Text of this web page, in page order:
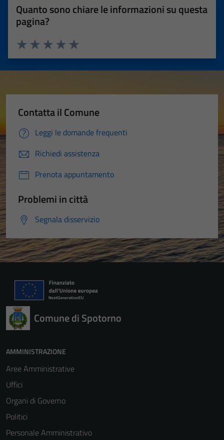
Quanto sono chiare le informazioni su questa
pagina?
Valuta 5 stelle su 5
Valuta 4 stelle su 5
Valuta 3 stelle su 5
Valuta 2 stelle su 5
Valuta 1 stelle su 5
Contatta il Comune
Leggi le domande frequenti
Richiedi assistenza
Prenota appuntamento
Problemi in città
Segnala disservizio
Comune di Spotorno
AMMINISTRAZIONE
Aree Amministrative
Uffici
Organi di Governo
Politici
Personale Amministrativo